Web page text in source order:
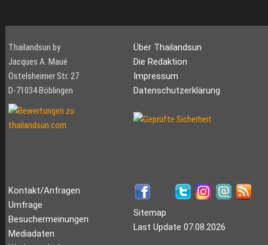
Thailandsun by
Jacques A. Maué
Ostelsheimer Str. 27
D-71034 Böblingen
Über Thailandsun
Die Redaktion
Impressum
Datenschutzerklärung
Kontakt/Anfragen
Umfrage
Besuchermeinungen
Mediadaten
Sitemap
Last Update 07.08.2026